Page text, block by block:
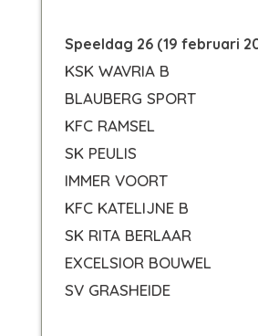
Speeldag 26 (19 februari
KSK WAVRIA B
BLAUBERG SPORT
KFC RAMSEL
SK PEULIS
IMMER VOORT
KFC KATELIJNE B
SK RITA BERLAAR
EXCELSIOR BOUWEL
SV GRASHEIDE